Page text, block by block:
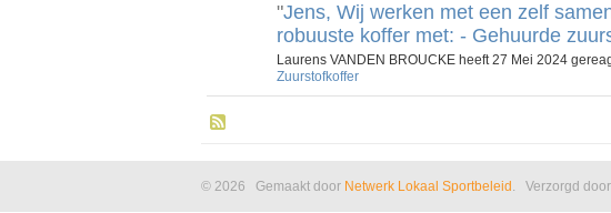
"Jens, Wij werken met een zelf
robuuste koffer met: - Gehuurde
Laurens VANDEN BROUCKE heeft 27 Mei 2024
Zuurstofkoffer
© 2026 Gemaakt door Netwerk Lokaal Sportbeleid . Verzorgd door